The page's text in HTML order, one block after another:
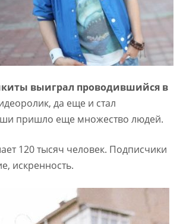
выиграл проводившийся в
да еще и стал
пришло еще множество людей.
120 тысяч человек. Подписчики
искренность.